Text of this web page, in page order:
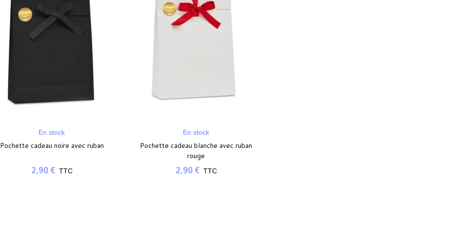
En stock
Pochette cadeau noire avec ruban
2,90 € TTC
En stock
Pochette cadeau blanche avec ruban
rouge
2,90 € TTC